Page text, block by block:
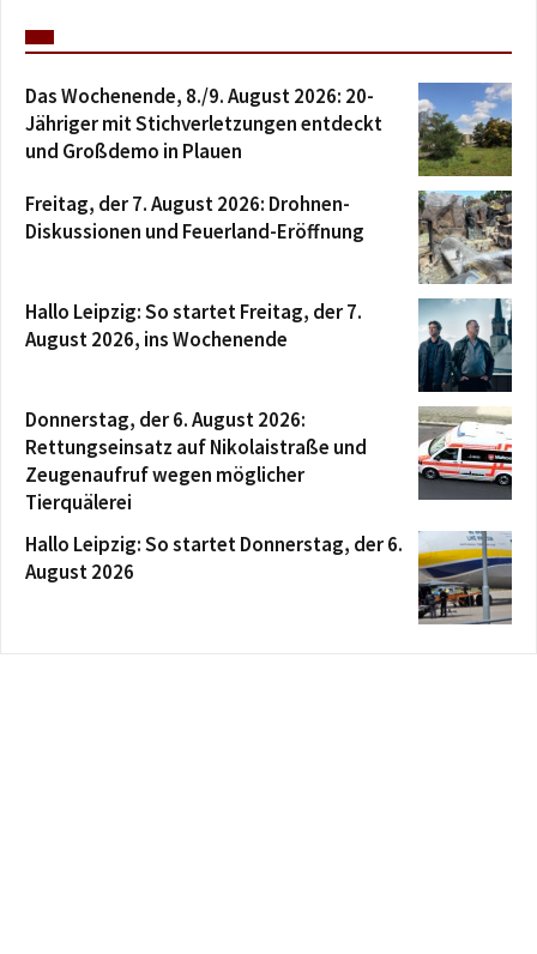
Das Wochenende, 8./9. August 2026: 20-
Jähriger mit Stichverletzungen entdeckt
und Großdemo in Plauen
Freitag, der 7. August 2026: Drohnen-
Diskussionen und Feuerland-Eröffnung
Hallo Leipzig: So startet Freitag, der 7.
August 2026, ins Wochenende
Donnerstag, der 6. August 2026:
Rettungseinsatz auf Nikolaistraße und
Zeugenaufruf wegen möglicher
Tierquälerei
Hallo Leipzig: So startet Donnerstag, der 6.
August 2026